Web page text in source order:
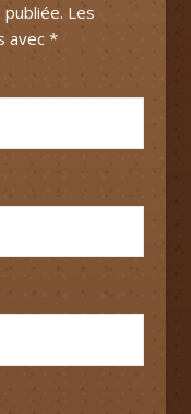
Les
avec *